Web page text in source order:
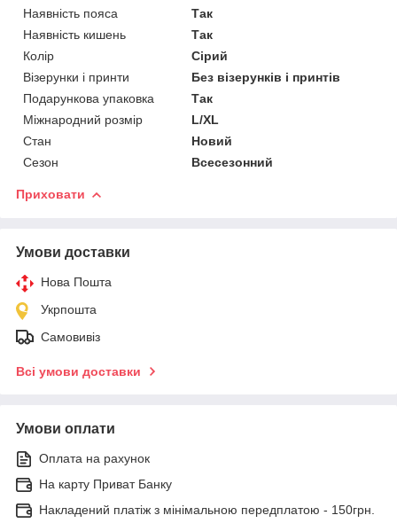
Наявність пояса
Так
Наявність кишень
Так
Колір
Сірий
Візерунки і принти
Без візерунків і принтів
Подарункова упаковка
Так
Міжнародний розмір
L/XL
Стан
Новий
Сезон
Всесезонний
Приховати
Умови доставки
Нова Пошта
Укрпошта
Самовивіз
Всі умови доставки
Умови оплати
Оплата на рахунок
На карту Приват Банку
Накладений платіж з мінімальною передплатою - 150грн.